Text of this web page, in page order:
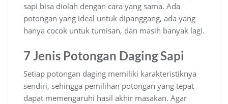
sapi bisa diolah dengan cara yang sama. Ada
potongan yang ideal untuk dipanggang, ada yang
hanya cocok untuk tumisan, dan masih banyak lagi.
7Jenis Potongan Daging Sapi
Setiap potongan daging memiliki karakteristiknya
sendiri, sehingga pemilihan potongan yang tepat
dapat memengaruhi hasil akhir masakan. Agar